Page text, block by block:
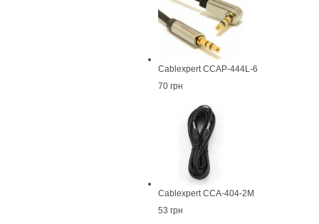
Cablexpert CCAP-444L-6
70 грн
Cablexpert CCA-404-2M
53 грн